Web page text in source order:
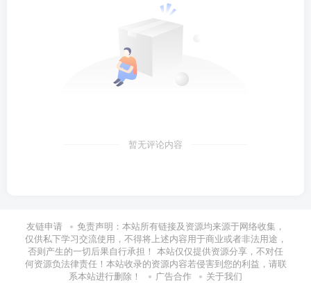
暂无评论内容
友链申请
免责声明：本站所有链接及资源均来源于网络收集，
仅供私下学习交流使用，不得将上述内容用于商业或者非法用途，
否则产生的一切后果自行承担！ 本站仅仅提供资源分享，不对任
何资源负法律责任！本站收录的资源内容若侵害到您的利益，请联
系本站进行删除！
广告合作 关于我们